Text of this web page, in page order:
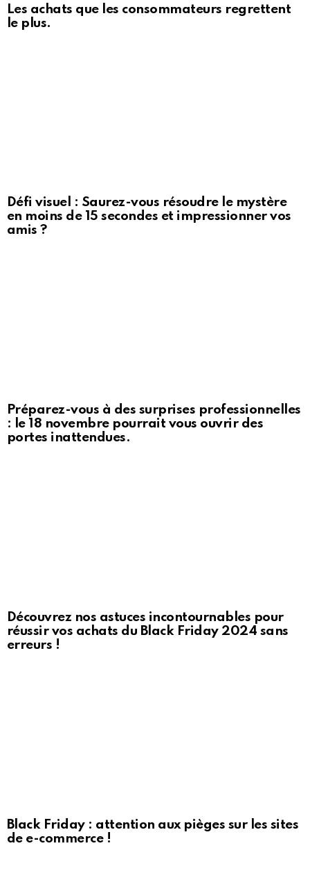
Les achats que les consommateurs regrettent
le plus.
Défi visuel : Saurez-vous résoudre le mystère
en moins de 15 secondes et impressionner vos
amis ?
Préparez-vous à des surprises professionnelles
: le 18 novembre pourrait vous ouvrir des
portes inattendues.
Découvrez nos astuces incontournables pour
réussir vos achats du Black Friday 2024 sans
erreurs !
Black Friday : attention aux pièges sur les sites
de e-commerce !